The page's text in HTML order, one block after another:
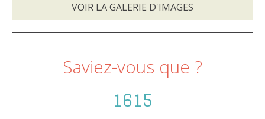
VOIR LA GALERIE D'IMAGES
Saviez-vous que ?
1615